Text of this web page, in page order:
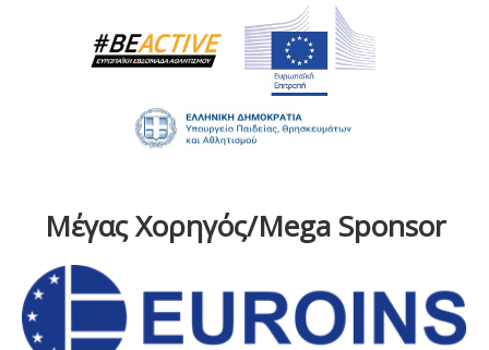
Μέγας Χορηγός/Mega Sponsor